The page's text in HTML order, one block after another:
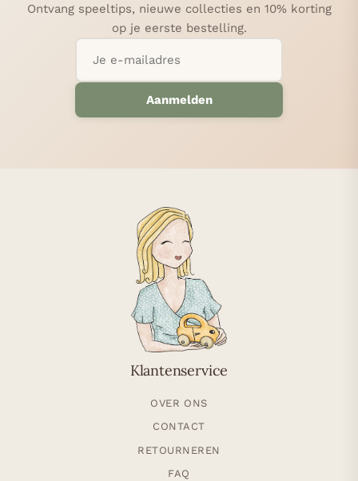
Ontvang speeltips, nieuwe collecties en 10% korting
op je eerste bestelling.
Aanmelden
Klantenservice
OVER ONS
CONTACT
RETOURNEREN
FAQ